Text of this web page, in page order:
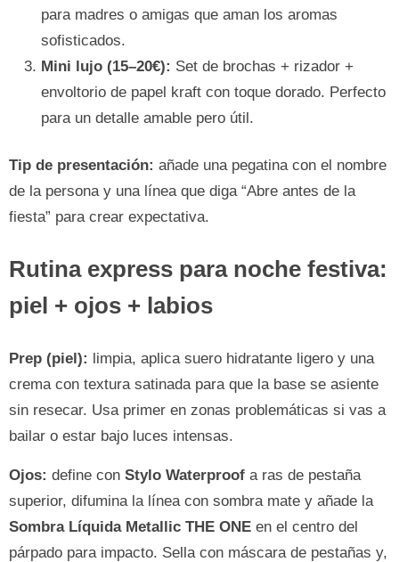
para madres o amigas que aman los aromas
sofisticados.
Mini lujo (15–20€): Set de brochas + rizador +
envoltorio de papel kraft con toque dorado. Perfecto
para un detalle amable pero útil.
Tip de presentación: añade una pegatina con el nombre
de la persona y una línea que diga “Abre antes de la
fiesta” para crear expectativa.
Rutina express para noche festiva:
piel + ojos + labios
Prep (piel): limpia, aplica suero hidratante ligero y una
crema con textura satinada para que la base se asiente
sin resecar. Usa primer en zonas problemáticas si vas a
bailar o estar bajo luces intensas.
Ojos: define con Stylo Waterproof a ras de pestaña
superior, difumina la línea con sombra mate y añade la
Sombra Líquida Metallic THE ONE en el centro del
párpado para impacto. Sella con máscara de pestañas y,